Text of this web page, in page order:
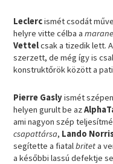
Leclercismét csodát
helyre vitte célba a
Vettelcsak a tizedik lett. A
szerzett, de még így is
konstruktőrök között a
Pierre Gaslyismét
helyen gurult be az
ami nagyon szép
csapattársa, Lando
segítette a fiatalbriteta
a későbbi lassú defektje